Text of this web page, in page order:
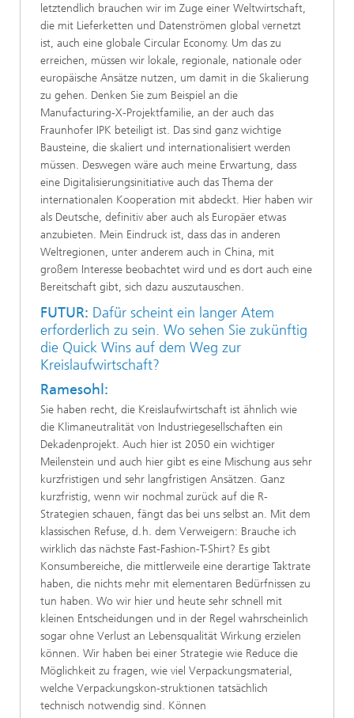
letztendlich brauchen wir im Zuge einer Weltwirtschaft,
die mit Lieferketten und Datenströmen global vernetzt
ist, auch eine globale Circular Economy. Um das zu
erreichen, müssen wir lokale, regionale, nationale oder
europäische Ansätze nutzen, um damit in die Skalierung
zu gehen. Denken Sie zum Beispiel an die
Manufacturing-X-Projektfamilie, an der auch das
Fraunhofer IPK beteiligt ist. Das sind ganz wichtige
Bausteine, die skaliert und internationalisiert werden
müssen. Deswegen wäre auch meine Erwartung, dass
eine Digitalisierungsinitiative auch das Thema der
internationalen Kooperation mit abdeckt. Hier haben wir
als Deutsche, definitiv aber auch als Europäer etwas
anzubieten. Mein Eindruck ist, dass das in anderen
Weltregionen, unter anderem auch in China, mit
großem Interesse beobachtet wird und es dort auch eine
Bereitschaft gibt, sich dazu auszutauschen.
FUTUR: Dafür scheint ein langer Atem
erforderlich zu sein. Wo sehen Sie zukünftig
die Quick Wins auf dem Weg zur
Kreislaufwirtschaft?
Ramesohl:
Sie haben recht, die Kreislaufwirtschaft ist ähnlich wie
die Klimaneutralität von Industriegesellschaften ein
Dekadenprojekt. Auch hier ist 2050 ein wichtiger
Meilenstein und auch hier gibt es eine Mischung aus sehr
kurzfristigen und sehr langfristigen Ansätzen. Ganz
kurzfristig, wenn wir nochmal zurück auf die R-
Strategien schauen, fängt das bei uns selbst an. Mit dem
klassischen Refuse, d. h. dem Verweigern: Brauche ich
wirklich das nächste Fast-Fashion-T-Shirt? Es gibt
Konsumbereiche, die mittlerweile eine derartige Taktrate
haben, die nichts mehr mit elementaren Bedürfnissen zu
tun haben. Wo wir hier und heute sehr schnell mit
kleinen Entscheidungen und in der Regel wahrscheinlich
sogar ohne Verlust an Lebensqualität Wirkung erzielen
können. Wir haben bei einer Strategie wie Reduce die
Möglichkeit zu fragen, wie viel Verpackungsmaterial,
welche Verpackungskon-struktionen tatsächlich
technisch notwendig sind. Können